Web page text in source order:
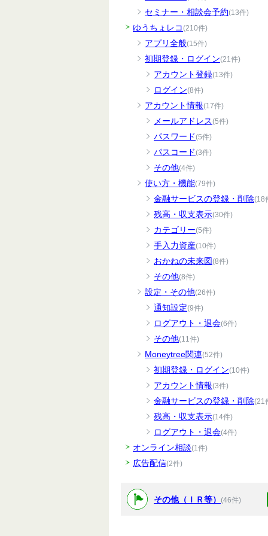
セミナー・相談会予約(13件)
ゆうちょレコ(210件)
アプリ全般(15件)
初期登録・ログイン(21件)
アカウント登録(13件)
ログイン(8件)
アカウント情報(17件)
メールアドレス(5件)
パスワード(5件)
パスコード(3件)
その他(4件)
使い方・機能(79件)
金融サービスの登録・削除(18
残高・収支表示(30件)
カテゴリー(5件)
手入力資産(10件)
おかねの未来図(8件)
その他(8件)
設定・その他(26件)
通知設定(9件)
ログアウト・退会(6件)
その他(11件)
Moneytree関連(52件)
初期登録・ログイン(10件)
アカウント情報(3件)
金融サービスの登録・削除(21
残高・収支表示(14件)
ログアウト・退会(4件)
オンライン相談(1件)
広告配信(2件)
その他（ＩＲ等） (46件)